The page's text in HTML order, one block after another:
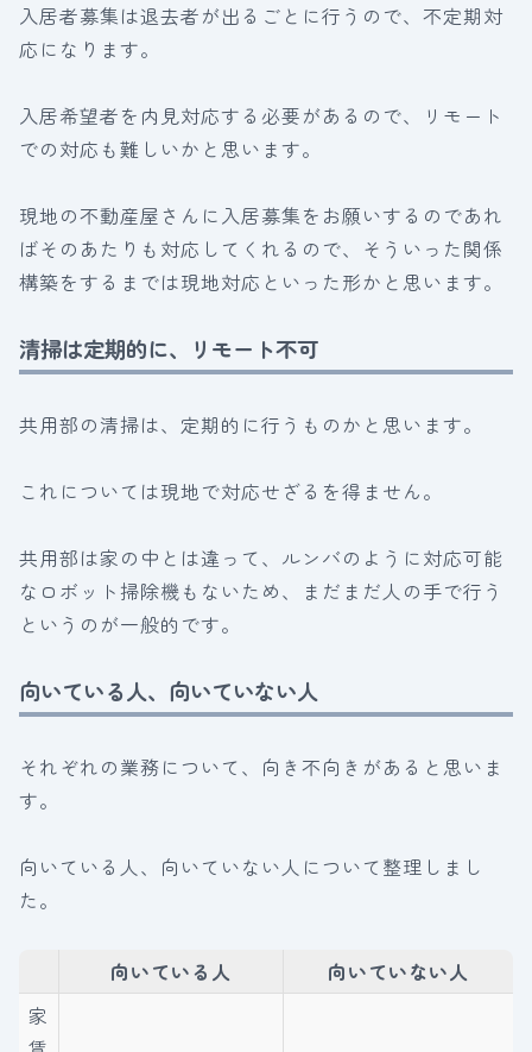
入居者募集は退去者が出るごとに行うので、不定期対
応になります。
入居希望者を内見対応する必要があるので、リモート
での対応も難しいかと思います。
現地の不動産屋さんに入居募集をお願いするのであれ
ばそのあたりも対応してくれるので、そういった関係
構築をするまでは現地対応といった形かと思います。
清掃は定期的に、リモート不可
共用部の清掃は、定期的に行うものかと思います。
これについては現地で対応せざるを得ません。
共用部は家の中とは違って、ルンバのように対応可能
なロボット掃除機もないため、まだまだ人の手で行う
というのが一般的です。
向いている人、向いていない人
それぞれの業務について、向き不向きがあると思いま
す。
向いている人、向いていない人について整理しまし
た。
向いている人
向いていない人
家